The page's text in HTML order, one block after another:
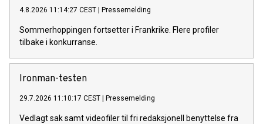
4.8.2026 11:14:27 CEST Pressemelding
Sommerhoppingen fortsetter i Frankrike. Flere profiler
tilbake i konkurranse.
Ironman-testen
29.7.2026 11:10:17 CEST Pressemelding
Vedlagt sak samt videofiler til fri redaksjonell benyttelse fra